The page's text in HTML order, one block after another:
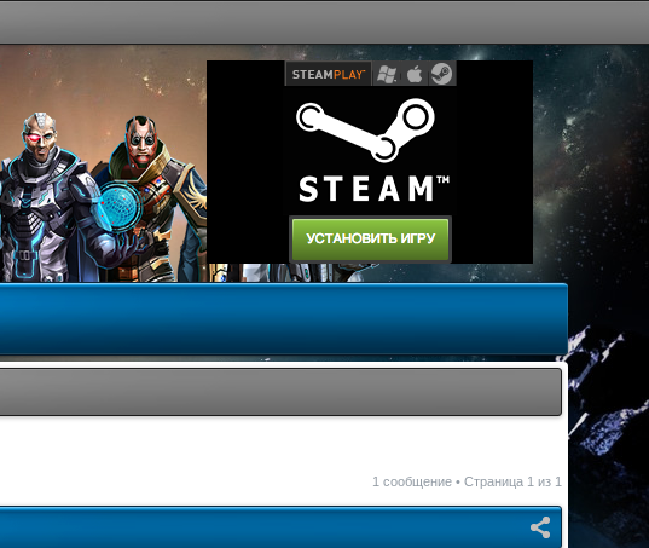
1 сообщение • Страница 1 из 1